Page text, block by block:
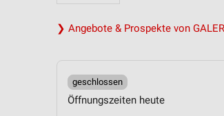
❯ Angebote & Prospekte von
geschlossen
Öffnungszeiten heute